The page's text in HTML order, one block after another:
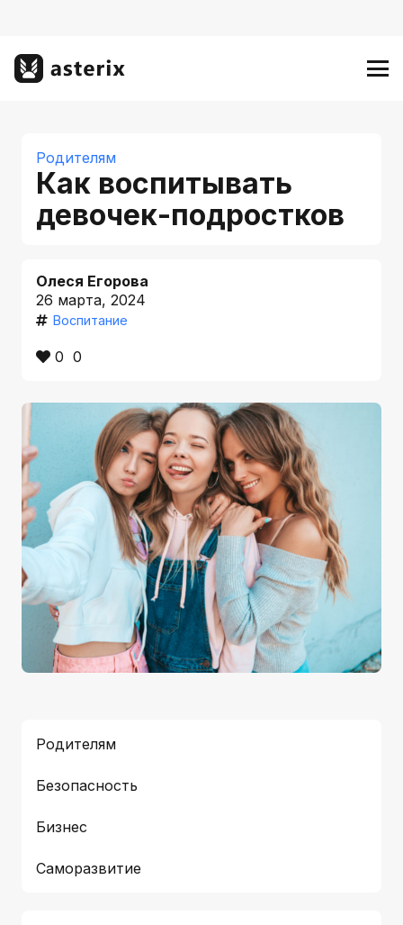
Родителям
Как воспитывать
девочек-подростков
Олеся Егорова
26 марта, 2024
Воспитание
0 0
Родителям
Безопасность
Бизнес
Саморазвитие